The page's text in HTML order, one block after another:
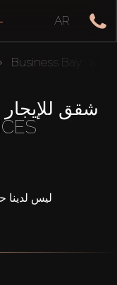
AR
Business Bay
ليس لدينا